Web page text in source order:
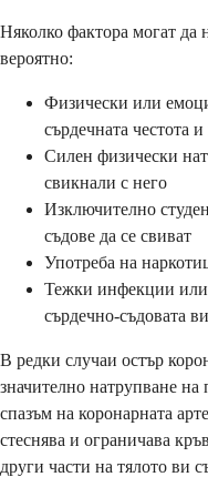
Няколко фактора могат да
вероятно:
Физически или
сърдечната честота
Силен физически
свикнали с него
Изключително
съдове да се свиват
Употреба на
Тежки инфекции или
сърдечно-съдовата
В редки случаи остър
значително натрупване
спазъм на коронарната
стеснява и ограничава
други части на тялото ви